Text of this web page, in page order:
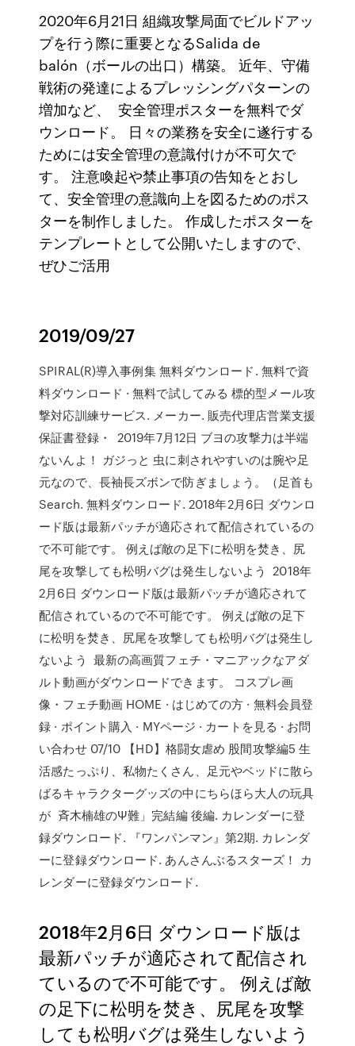
2020年6月21日 組織攻撃局面でビルドアッ
プを行う際に重要となるSalida de
balón（ボールの出口）構築。 近年、守備
戦術の発達によるプレッシングパターンの
増加など、 安全管理ポスターを無料でダ
ウンロード。 日々の業務を安全に遂行する
ためには安全管理の意識付けが不可欠で
す。 注意喚起や禁止事項の告知をとおし
て、安全管理の意識向上を図るためのポス
ターを制作しました。 作成したポスターを
テンプレートとして公開いたしますので、
ぜひご活用
2019/09/27
SPIRAL(R)導入事例集 無料ダウンロード. 無料で資
料ダウンロード · 無料で試してみる 標的型メール攻
撃対応訓練サービス. メーカー. 販売代理店営業支援
保証書登録・ 2019年7月12日 ブヨの攻撃力は半端
ないんよ！ ガジっと 虫に刺されやすいのは腕や足
元なので、長袖長ズボンで防ぎましょう。（足首も
Search. 無料ダウンロード. 2018年2月6日 ダウンロ
ード版は最新パッチが適応されて配信されているの
で不可能です。 例えば敵の足下に松明を焚き、尻
尾を攻撃しても松明バグは発生しないよう 2018年
2月6日 ダウンロード版は最新パッチが適応されて
配信されているので不可能です。 例えば敵の足下
に松明を焚き、尻尾を攻撃しても松明バグは発生し
ないよう 最新の高画質フェチ・マニアックなアダ
ルト動画がダウンロードできます。 コスプレ画
像・フェチ動画 HOME · はじめての方 · 無料会員登
録 · ポイント購入 · MYページ · カートを見る · お問
い合わせ 07/10 【HD】格闘女虐め 股間攻撃編5 生
活感たっぷり、私物たくさん、足元やベッドに散ら
ばるキャラクターグッズの中にちらほら大人の玩具
が 斉木楠雄のΨ難」完結編 後編. カレンダーに登
録ダウンロード. 『ワンパンマン』第2期. カレンダ
ーに登録ダウンロード. あんさんぶるスターズ！ カ
レンダーに登録ダウンロード.
2018年2月6日 ダウンロード版は
最新パッチが適応されて配信され
ているので不可能です。 例えば敵
の足下に松明を焚き、尻尾を攻撃
しても松明バグは発生しないよう